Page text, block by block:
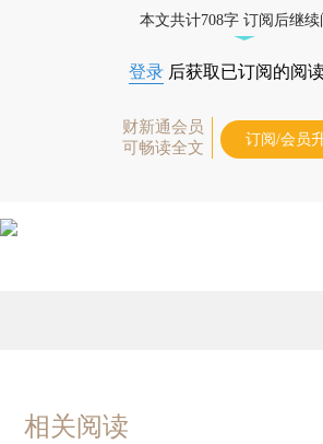
本文共计708字 订阅后继续
登录 后获取已订阅的阅
财新通会员
可畅读全文
订阅/会员
相关阅读